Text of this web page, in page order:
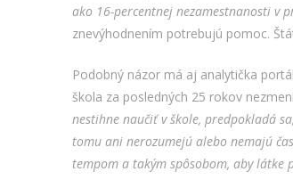
ako 16-percentnej nezamestnanosti v
znevýhodnením potrebujú pomoc.
Podobný názor má aj analytička
škola za posledných 25 rokov
nestihne naučiť v škole, predpokladá
tomu ani nerozumejú alebo nemajú
tempom a takým spôsobom, aby látke